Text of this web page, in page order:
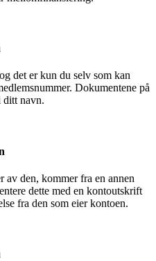
det er kun du selv som kan
Dokumentene på
ditt navn.
av den, kommer fra en annen
dette med en kontoutskrift
fra den som eier kontoen.